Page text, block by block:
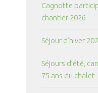
Cagnotte
chantier 2026
Séjour d’hiver
Séjours d’été,
75 ans du chalet